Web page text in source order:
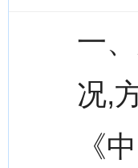
一
况,
《